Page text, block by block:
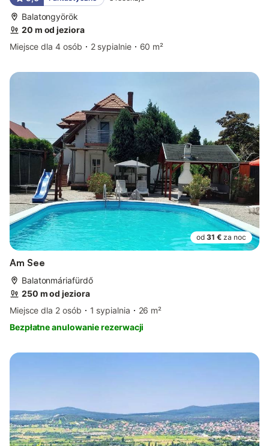
Balatongyörök
20 m od jeziora
Miejsce dla 4 osób
2 sypialnie 60 m²
od 31 € za noc
Am See
Balatonmáriafürdő
250 m od jeziora
Miejsce dla 2 osób
1 sypialnia
26 m²
Bezpłatne anulowanie rezerwacji